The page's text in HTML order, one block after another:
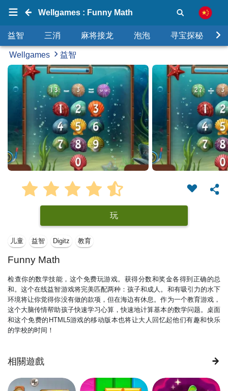
Wellgames : Funny Math
益智 三消 麻将接龙 泡泡 寻宝探秘
Wellgames 益智
玩
儿童 益智 Digitz 教育
Funny Math
检查你的数学技能，这个免费玩游戏。获得分数和奖金各得到正确的总
和。这个在线益智游戏将完美匹配两种：孩子和成人。和有吸引力的水下
环境将让你觉得你没有做的款项，但在海边有休息。作为一个教育游戏，
这个大脑传情帮助孩子快速学习心算，快速地计算基本的数学问题。桌面
和这个免费的HTML5游戏的移动版本也将让大人回忆起他们有趣和快乐
的学校的时间！
相關遊戲